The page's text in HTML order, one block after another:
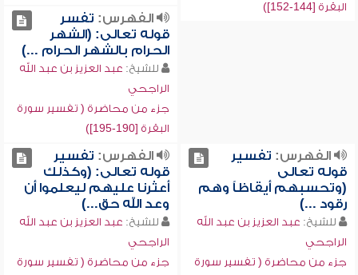
البقرة [144-152])
الفهرس: تفسر
قوله تعالى: (الشهر
الحرام بالشهر الحرام ...)
للشيخ: عبد العزيز بن عبد الله
الراجحي
جزء من محاضرة ( تفسير سورة
البقرة [190-195])
الفهرس: تفسير
قوله تعالى
(وتحسبهم أيقاظاً وهم
رقود ...)
للشيخ: عبد العزيز بن عبد الله
الراجحي
جزء من محاضرة ( تفسير سورة
الفهرس: تفسير
قوله تعالى: (وكذلك
أعثرنا عليهم ليعلموا أن
وعد الله حق...)
للشيخ: عبد العزيز بن عبد الله
الراجحي
جزء من محاضرة ( تفسير سورة